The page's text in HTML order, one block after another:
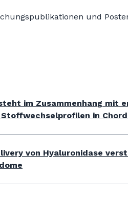
und
im Zusammenhang mit
in
von Hyaluronidase